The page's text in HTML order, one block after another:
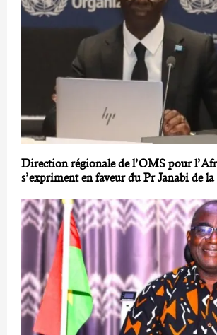
Direction régionale de l’OMS pour
s’expriment en faveur du Pr Janabi de